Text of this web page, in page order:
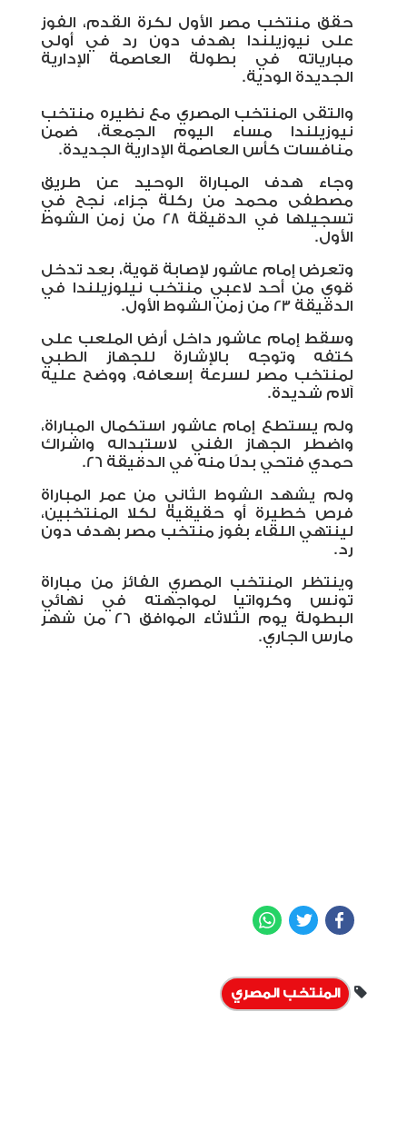
حقق منتخب مصر الأول لكرة القدم، الفوز
على نيوزيلندا بهدف دون رد في أولى
مبارياته في بطولة العاصمة الإدارية
الجديدة الودية.
والتقى المنتخب المصري مع نظيره منتخب
نيوزيلندا مساء اليوم الجمعة، ضمن
منافسات كأس العاصمة الإدارية الجديدة.
وجاء هدف المباراة الوحيد عن طريق
مصطفى محمد من ركلة جزاء، نجح في
تسجيلها في الدقيقة 28 من زمن الشوط
الأول.
وتعرض إمام عاشور لإصابة قوية، بعد تدخل
قوي من أحد لاعبي منتخب نيلوزيلندا في
الدقيقة 23 من زمن الشوط الأول.
وسقط إمام عاشور داخل أرض الملعب على
كتفه وتوجه بالإشارة للجهاز الطبي
لمنتخب مصر لسرعة إسعافه، ووضح عليه
آلام شديدة.
ولم يستطع إمام عاشور استكمال المباراة،
واضطر الجهاز الفني لاستبداله واشراك
حمدي فتحي بدلًا منه في الدقيقة 26.
ولم يشهد الشوط الثاني من عمر المباراة
فرص خطيرة أو حقيقية لكلا المنتخبين،
لينتهي اللقاء بفوز منتخب مصر بهدف دون
رد.
وينتظر المنتخب المصري الفائز من مباراة
تونس وكرواتيا لمواجهته في نهائي
البطولة يوم الثلاثاء الموافق 26 من شهر
مارس الجاري.
Facebook
Twitter
المنتخب المصري